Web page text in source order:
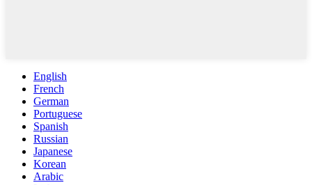
English
French
German
Portuguese
Spanish
Russian
Japanese
Korean
Arabic